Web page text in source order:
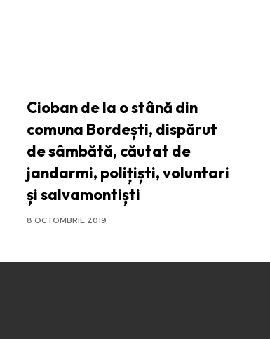
Cioban de la o stână din
comuna Bordești, dispărut
de sâmbătă, căutat de
jandarmi, polițiști, voluntari
și salvamontiști
8 OCTOMBRIE 2019